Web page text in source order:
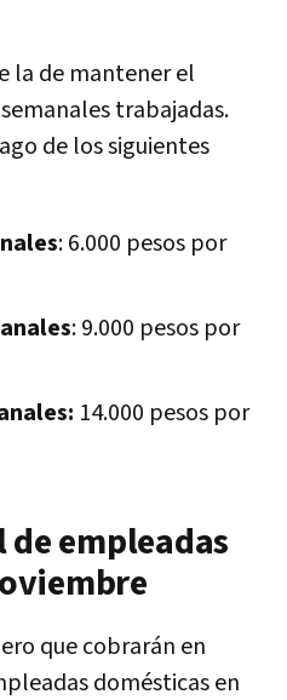
la de mantener el
trabajadas.
de los siguientes
: 6.000 pesos por
: 9.000 pesos por
14.000 pesos por
empleadas
que cobrarán en
domésticas en